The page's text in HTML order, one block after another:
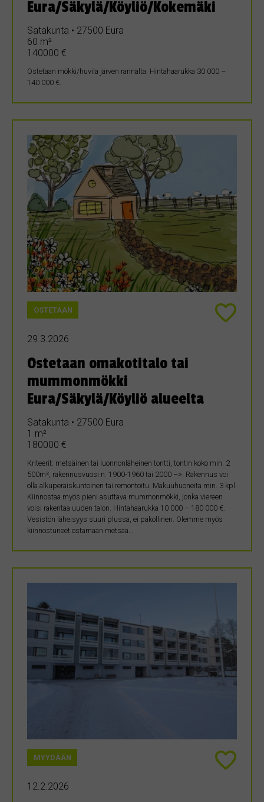
Eura/Säkylä/Köyliö/Kokemäki
Satakunta • 27500 Eura
60 m²
140000 €
Ostetaan mökki/huvila järven rannalta. Hintahaarukka 30 000 –
140 000 €.
OSTETAAN
29.3.2026
Ostetaan omakotitalo tai
mummonmökki
Eura/Säkylä/Köyliö alueelta
Satakunta • 27500 Eura
1 m²
180000 €
Kriteerit: metsäinen tai luonnonläheinen tontti, tontin koko min. 2
500m², rakennusvuosi n. 1900-1960 tai 2000 –>. Rakennus voi
olla alkuperäiskuntoinen tai remontoitu. Makuuhuoneita min. 3 kpl.
Kiinnostaa myös pieni asuttava mummonmökki, jonka viereen
voisi rakentaa uuden talon. Hintahaarukka 10 000 – 180 000 €.
Vesistön läheisyys suuri plussa, ei pakollinen. Olemme myös
kiinnostuneet ostamaan metsää…
MYYDÄÄN
12.2.2026